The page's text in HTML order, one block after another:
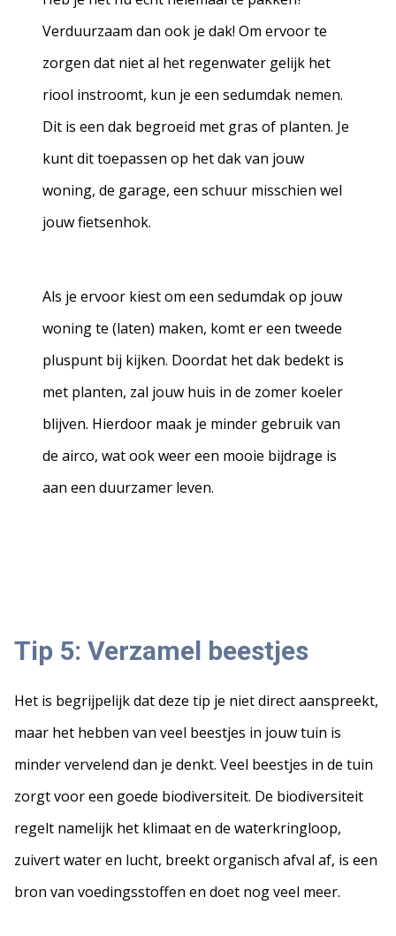
Verduurzaam dan ook je dak! Om ervoor te
zorgen dat niet al het regenwater gelijk het
riool instroomt, kun je een sedumdak nemen.
Dit is een dak begroeid met gras of planten. Je
kunt dit toepassen op het dak van jouw
woning, de garage, een schuur misschien wel
jouw fietsenhok.
Als je ervoor kiest om een sedumdak op jouw
woning te (laten) maken, komt er een tweede
pluspunt bij kijken. Doordat het dak bedekt is
met planten, zal jouw huis in de zomer koeler
blijven. Hierdoor maak je minder gebruik van
de airco, wat ook weer een mooie bijdrage is
aan een duurzamer leven.
Tip 5: Verzamel beestjes
Het is begrijpelijk dat deze tip je niet direct aanspreekt,
maar het hebben van veel beestjes in jouw tuin is
minder vervelend dan je denkt. Veel beestjes in de tuin
zorgt voor een goede biodiversiteit. De biodiversiteit
regelt namelijk het klimaat en de waterkringloop,
zuivert water en lucht, breekt organisch afval af, is een
bron van voedingsstoffen en doet nog veel meer.